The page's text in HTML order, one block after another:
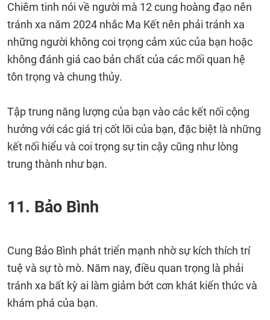
Chiêm tinh nói về người mà 12 cung hoàng đạo nên
tránh xa năm 2024 nhắc Ma Kết nên phải tránh xa
những người không coi trọng cảm xúc của bạn hoặc
không đánh giá cao bản chất của các mối quan hệ
tôn trọng và chung thủy.
Tập trung năng lượng của bạn vào các kết nối cộng
hưởng với các giá trị cốt lõi của bạn, đặc biệt là những
kết nối hiểu và coi trọng sự tin cậy cũng như lòng
trung thành như bạn.
11. Bảo Bình
Cung Bảo Bình phát triển mạnh nhờ sự kích thích trí
tuệ và sự tò mò. Năm nay, điều quan trọng là phải
tránh xa bất kỳ ai làm giảm bớt cơn khát kiến ​​thức và
khám phá của bạn.